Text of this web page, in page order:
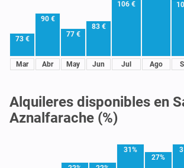
73 €
Mar
90 €
Abr
77 €
May
83 €
Jun
106 €
Jul Ago
Alquileres disponibles en
Aznalfarache (%)
31%
27%